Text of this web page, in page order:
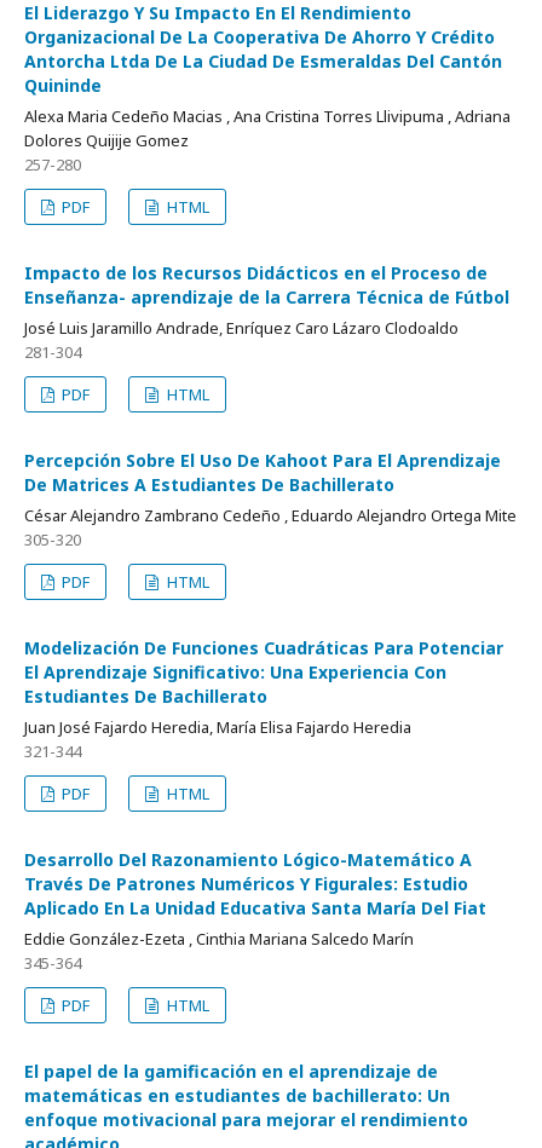
El Liderazgo Y Su Impacto En El Rendimiento
Organizacional De La Cooperativa De Ahorro Y Crédito
Antorcha Ltda De La Ciudad De Esmeraldas Del Cantón
Quininde
Alexa Maria Cedeño Macias , Ana Cristina Torres Llivipuma , Adriana
Dolores Quijije Gomez
257-280
PDF
HTML
Impacto de los Recursos Didácticos en el Proceso de
Enseñanza- aprendizaje de la Carrera Técnica de Fútbol
José Luis Jaramillo Andrade, Enríquez Caro Lázaro Clodoaldo
281-304
PDF
HTML
Percepción Sobre El Uso De Kahoot Para El Aprendizaje
De Matrices A Estudiantes De Bachillerato
César Alejandro Zambrano Cedeño , Eduardo Alejandro Ortega Mite
305-320
PDF
HTML
Modelización De Funciones Cuadráticas Para Potenciar
El Aprendizaje Significativo: Una Experiencia Con
Estudiantes De Bachillerato
Juan José Fajardo Heredia, María Elisa Fajardo Heredia
321-344
PDF
HTML
Desarrollo Del Razonamiento Lógico-Matemático A
Través De Patrones Numéricos Y Figurales: Estudio
Aplicado En La Unidad Educativa Santa María Del Fiat
Eddie González-Ezeta , Cinthia Mariana Salcedo Marín
345-364
PDF
HTML
El papel de la gamificación en el aprendizaje de
matemáticas en estudiantes de bachillerato: Un
enfoque motivacional para mejorar el rendimiento